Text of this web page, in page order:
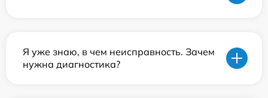
Я уже знаю, в чем неисправность. Зачем
нужна диагностика?